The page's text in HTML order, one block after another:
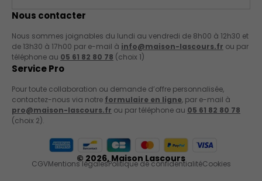
Nous contacter
Nous sommes joignables du lundi au vendredi de 8h00 à 12h30 et
de 13h30 à 17h00 par e-mail à info@maison-lascours.fr ou par
téléphone au 05 61 82 80 78 (choix 1)
Service Pro
Pour toute collaboration ou demande d’offre personnalisée,
contactez-nous via notre formulaire en ligne, par e-mail à
pro@maison-lascours.fr ou par téléphone au 05 61 82 80 78
(choix 2).
Moyens de paiement acceptés
© 2026,Maison Lascours
CGVMentions légalesPolitique de confidentialitéCookies